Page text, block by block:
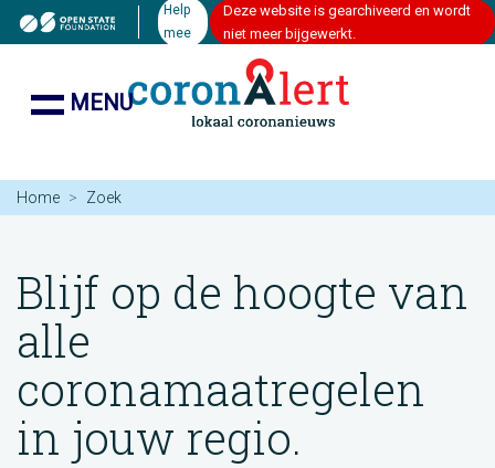
Help
mee
Deze website is gearchiveerd en wordt
niet meer bijgewerkt.
MENU
Home Zoek
Blijf op de hoogte van
alle
coronamaatregelen
in jouw regio.